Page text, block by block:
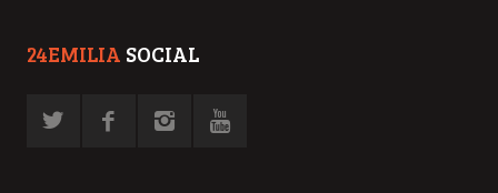
24EMILIA SOCIAL